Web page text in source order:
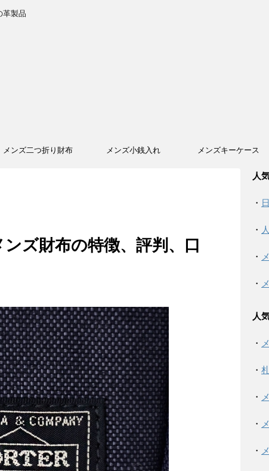
革製品
メンズ二つ折り財布 メンズ小銭入れ メンズキーケース
ズ財布の特徴、評判、口
人
・
・
・
・
人
・
・
・
・
・